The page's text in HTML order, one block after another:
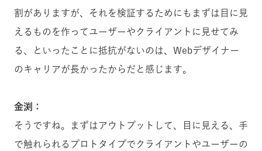
割がありますが、それを検証するためにもまずは目に見
えるものを作ってユーザーやクライアントに見せてみ
る、といったことに抵抗がないのは、Webデザイナー
のキャリアが長かったからだと感じます。
金渕：
そうですね。まずはアウトプットして、目に見える、手
で触れられるプロトタイプでクライアントやユーザーの